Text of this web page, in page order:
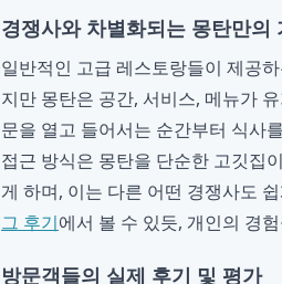
경쟁사와 차별화되는 몽탄만의
일반적인 고급 레스토랑들이 제공
지만 몽탄은 공간, 서비스, 메뉴가
문을 열고 들어서는 순간부터 식사
접근 방식은 몽탄을 단순한 고깃집
게 하며, 이는 다른 어떤 경쟁사도
그 후기에서 볼 수 있듯, 개인의 경
방문객들의 실제 후기 및 평가